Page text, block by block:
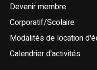
Devenir membre
Corporatif/Scolaire
Modalités de location
Calendrier d'activités